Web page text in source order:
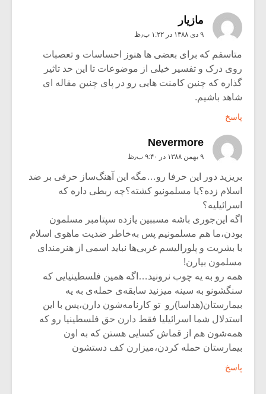
مازیار
۹ دی ۱۳۸۸ در ۱:۲۲ ب٫ظ
متاسفم که برای بعضی ها هنوز احساسات و تعصبات
روی درک و تفسیر خیلی از موضوعات تا این حد تاثیر
گذاره که چنین کامنت هایی رو در پای چنین مقاله ای
شاهد باشیم.
پاسخ
Nevermore
۹ بهمن ۱۳۸۸ در ۹:۴۰ ب٫ظ
بریزید دور این حرفا رو…مگه این آهنگ‌ساز حرفی بر ضد
اسلام زده؟یا مسلمونیو کشته؟چه ربطی داره که
اسرائیلیه؟
اگه این‌جوری باشه مسببین یازده سپتامبر مسلمون
بودن،ما هم مسلمونیم پس به‌خاطر ضدیت ماهوی اسلام
با بشریت و پلورالیسم غربی‌ها نباید اسمی از هنرمندای
مسلمون بیارن!
همه رو به یه چوب نرونید…اگه همین فلسطینیایی که
سنگشونو به سینه میزنید سابقه‌ی حمله‌ی به یه
بیمارستان(هداسا)رو تو کارنامه‌شون دارن،پس با این
استدلال شما اسرائیلیا فقط دارن حق فلسطینیا رو که
همه‌شون هم از قماش کسایی هستن که به اون
بیمارستان حمله کردن،میزارن کف دستشون
پاسخ